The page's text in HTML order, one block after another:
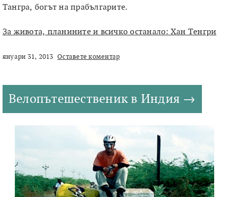
Тангра, богът на прабългарите.
За живота, планините и всичко останало: Хан Тенгри
януари 31, 2013 Оставете коментар
Велопътешественик в Индия